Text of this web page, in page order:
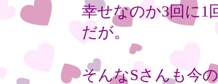
幸せなのか3回に1
だが。
そんなSさんも今